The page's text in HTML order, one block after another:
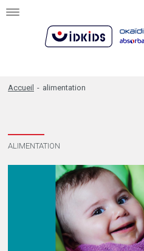
Toggle
Accueil - alimentation
ALIMENTATION